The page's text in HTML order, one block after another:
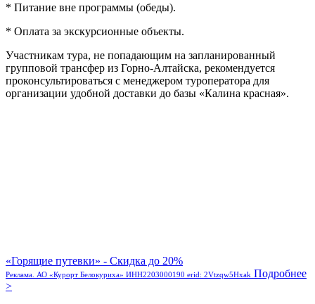
* Питание вне программы (обеды).
* Оплата за экскурсионные объекты.
Участникам тура, не попадающим на запланированный
групповой трансфер из Горно-Алтайска, рекомендуется
проконсультироваться с менеджером туроператора для
организации удобной доставки до базы «Калина красная».
«Горящие путевки» - Скидка до 20%
Реклама. АО «Курорт Белокуриха» ИНН2203000190 erid: 2Vtzqw5Hxak Подробнее
>